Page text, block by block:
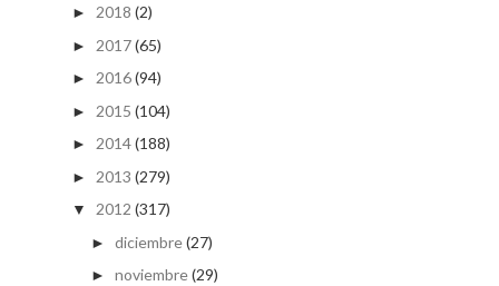
► 2018 (2)
► 2017(65)
► 2016(94)
► 2015 (104)
► 2014(188)
► 2013 (279)
▼ 2012 (317)
► diciembre(27)
► noviembre(29)